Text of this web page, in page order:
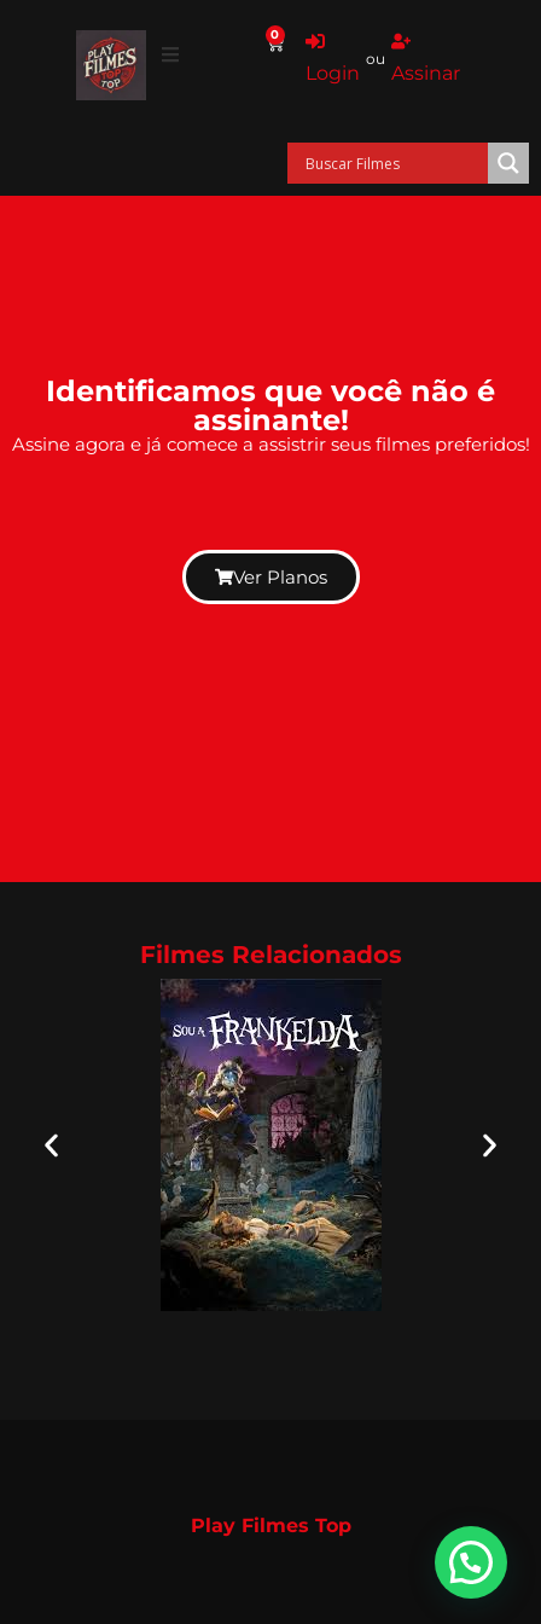
0
Login
ou
Assinar
Identificamos que você não é
assinante!
Assine agora e já comece a assistrir seus filmes preferidos!
Ver Planos
Filmes Relacionados
Play Filmes Top